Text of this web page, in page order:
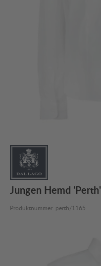
Jungen Hemd 'Perth'
Produktnummer: perth/1165